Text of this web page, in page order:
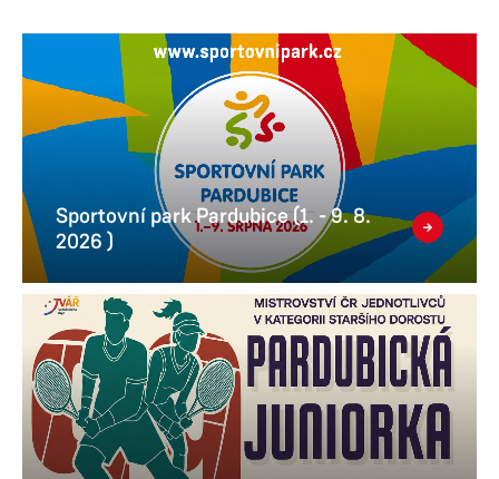
Sportovní park Pardubice (1. - 9. 8.
2026 )